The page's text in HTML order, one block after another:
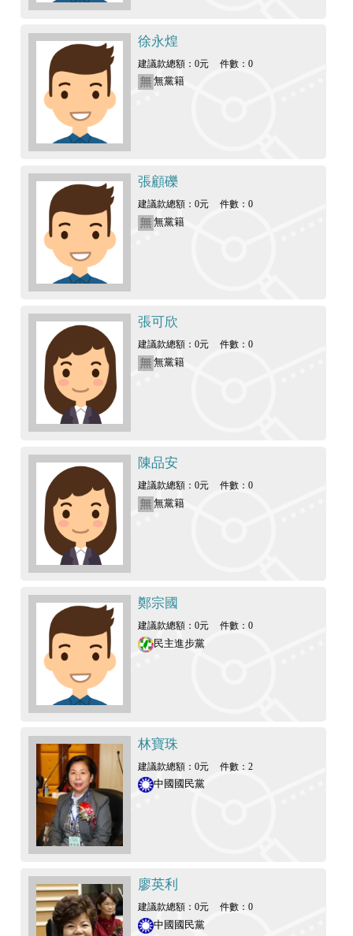
徐永煌
建議款總額：0元 件數：0
無黨籍
張顧礫
建議款總額：0元 件數：0
無黨籍
張可欣
建議款總額：0元 件數：0
無黨籍
陳品安
建議款總額：0元 件數：0
無黨籍
鄭宗國
建議款總額：0元 件數：0
民主進步黨
林寶珠
建議款總額：0元 件數：2
中國國民黨
廖英利
建議款總額：0元 件數：0
中國國民黨